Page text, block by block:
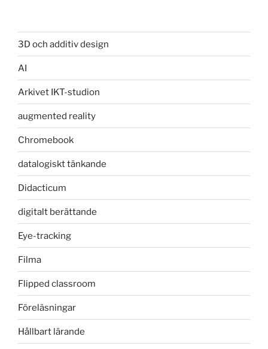
3D och additiv design
AI
Arkivet IKT-studion
augmented reality
Chromebook
datalogiskt tänkande
Didacticum
digitalt berättande
Eye-tracking
Filma
Flipped classroom
Föreläsningar
Hållbart lärande